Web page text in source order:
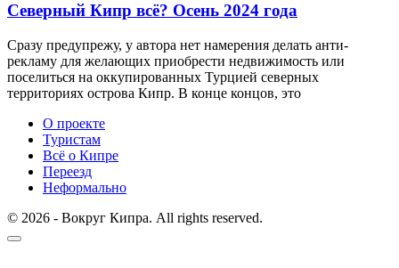
Северный Кипр всё? Осень 2024 года
Сразу предупрежу, у автора нет намерения делать анти-
рекламу для желающих приобрести недвижимость или
поселиться на оккупированных Турцией северных
территориях острова Кипр. В конце концов, это
О проекте
Туристам
Всё о Кипре
Переезд
Неформально
© 2026 - Вокруг Кипра. All rights reserved.